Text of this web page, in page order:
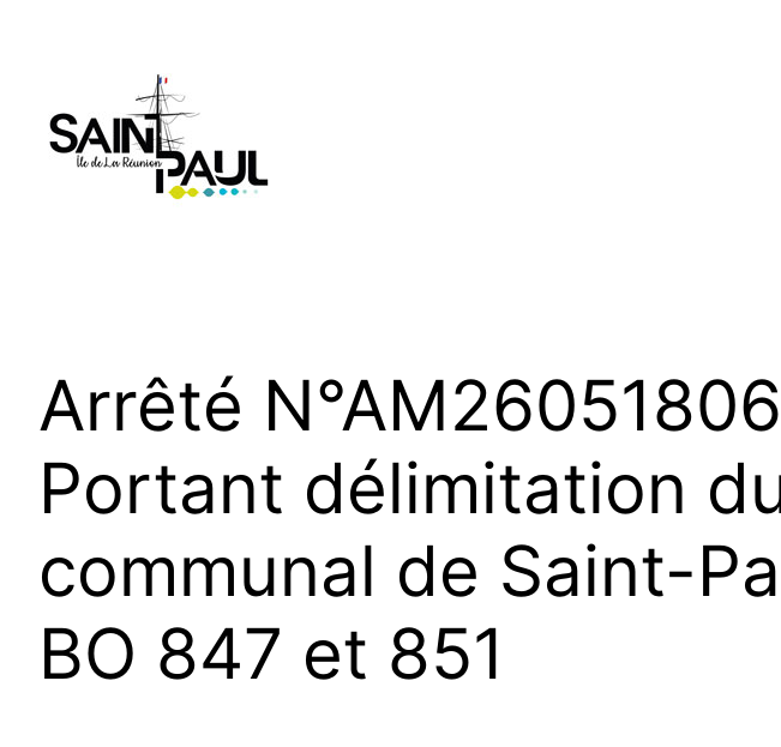
Arrêté
Portant délimitation
communal de Saint-
BO 847 et 851